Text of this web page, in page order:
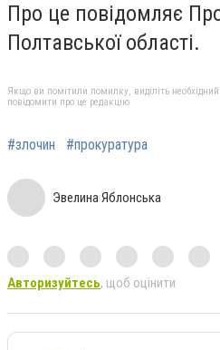
Про це повідомляє
Полтавської області.
Якщо ви помітили помилку, виділіть
повідомити про це редакцію
#злочин #прокуратура
Эвелина Яблонська
Авторизуйтесь, щоб оцінити